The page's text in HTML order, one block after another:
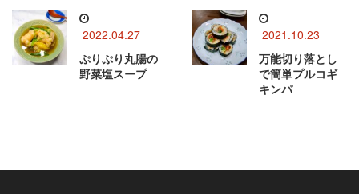
2022.04.27
ぷりぷり丸腸の
野菜塩スープ
2021.10.23
万能切り落とし
で簡単プルコギ
キンパ